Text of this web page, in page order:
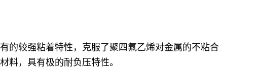
的较强粘着特性，克服了聚四氟乙烯对金属的不粘合
料，具有极的耐负压特性。